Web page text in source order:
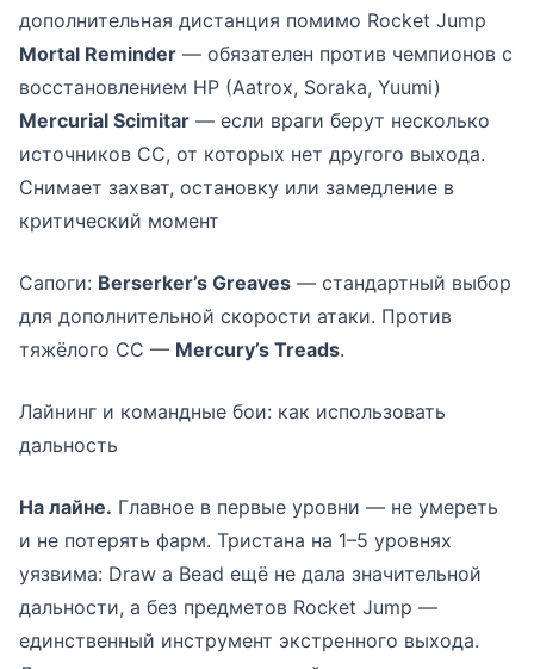
дополнительная дистанция помимо Rocket Jump
Mortal Reminder — обязателен против чемпионов с
восстановлением HP (Aatrox, Soraka, Yuumi)
Mercurial Scimitar — если враги берут несколько
источников CC, от которых нет другого выхода.
Снимает захват, остановку или замедление в
критический момент
Сапоги: Berserker’s Greaves — стандартный выбор
для дополнительной скорости атаки. Против
тяжёлого CC — Mercury’s Treads.
Лайнинг и командные бои: как использовать
дальность
На лайне. Главное в первые уровни — не умереть
и не потерять фарм. Тристана на 1–5 уровнях
уязвима: Draw a Bead ещё не дала значительной
дальности, а без предметов Rocket Jump —
единственный инструмент экстренного выхода.